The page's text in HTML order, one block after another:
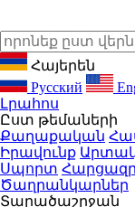
Հայերեն
Русский
Լրահոս
Ըստ թեմաների
Քաղաքական
Իրավունք
Սպորտ
Ծաղրանկարներ
Տարածաշրջան